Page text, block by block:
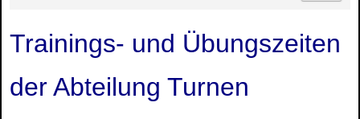
Trainings- und Übungszeiten
der Abteilung Turnen